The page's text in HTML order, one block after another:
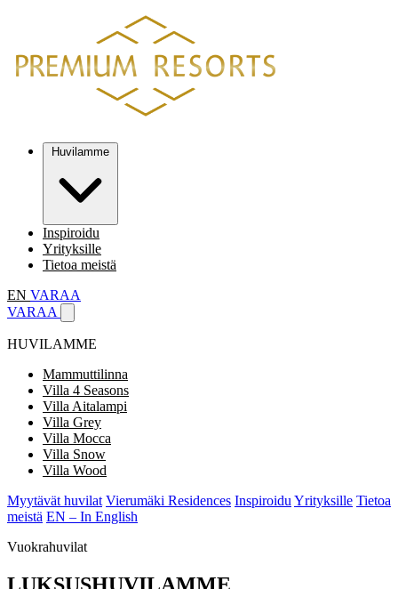
Inspiroidu
Yrityksille
Tietoa meistä
EN VARAA
VARAA
HUVILAMME
Mammuttilinna
Villa 4 Seasons
Villa Aitalampi
Villa Grey
Villa Mocca
Villa Snow
Villa Wood
Myytävät huvilat Vierumäki Residences Inspiroidu Yrityksille Tietoa
meistä EN – In English
Vuokrahuvilat